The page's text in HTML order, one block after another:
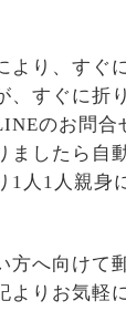
り、すぐ
、すぐに折
のお問合
ましたら自
1人1人親身
方へ向けて
よりお気軽